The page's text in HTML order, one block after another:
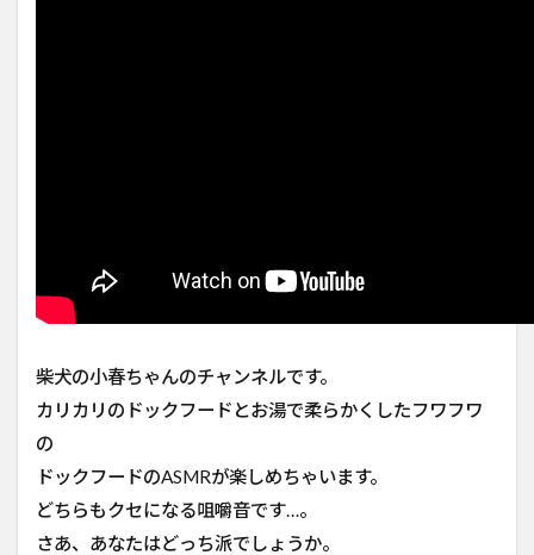
柴犬の小春ちゃんのチャンネルです。
カリカリのドックフードとお湯で柔らかくしたフワフワ
の
ドックフードのASMRが楽しめちゃいます。
どちらもクセになる咀嚼音です…。
さあ、あなたはどっち派でしょうか。